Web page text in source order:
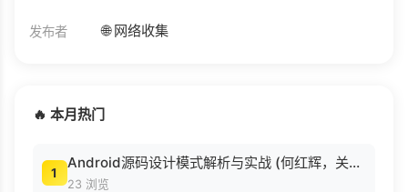
发布者 🌐 网络收集
🔥 本月热门
1
Android源码设计模式解析与实战 (何红辉，关爱民著, 何红辉, 关爱民著, 何红辉, 关爱民).pdf
23 浏览